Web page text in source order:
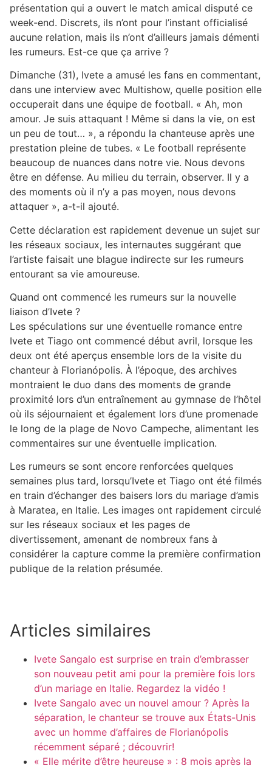
présentation qui a ouvert le match amical disputé ce
week-end. Discrets, ils n’ont pour l’instant officialisé
aucune relation, mais ils n’ont d’ailleurs jamais démenti
les rumeurs. Est-ce que ça arrive ?
Dimanche (31), Ivete a amusé les fans en commentant,
dans une interview avec Multishow, quelle position elle
occuperait dans une équipe de football. « Ah, mon
amour. Je suis attaquant ! Même si dans la vie, on est
un peu de tout… », a répondu la chanteuse après une
prestation pleine de tubes. « Le football représente
beaucoup de nuances dans notre vie. Nous devons
être en défense. Au milieu du terrain, observer. Il y a
des moments où il n’y a pas moyen, nous devons
attaquer », a-t-il ajouté.
Cette déclaration est rapidement devenue un sujet sur
les réseaux sociaux, les internautes suggérant que
l’artiste faisait une blague indirecte sur les rumeurs
entourant sa vie amoureuse.
Quand ont commencé les rumeurs sur la nouvelle
liaison d’Ivete ?
Les spéculations sur une éventuelle romance entre
Ivete et Tiago ont commencé début avril, lorsque les
deux ont été aperçus ensemble lors de la visite du
chanteur à Florianópolis. À l’époque, des archives
montraient le duo dans des moments de grande
proximité lors d’un entraînement au gymnase de l’hôtel
où ils séjournaient et également lors d’une promenade
le long de la plage de Novo Campeche, alimentant les
commentaires sur une éventuelle implication.
Les rumeurs se sont encore renforcées quelques
semaines plus tard, lorsqu’Ivete et Tiago ont été filmés
en train d’échanger des baisers lors du mariage d’amis
à Maratea, en Italie. Les images ont rapidement circulé
sur les réseaux sociaux et les pages de
divertissement, amenant de nombreux fans à
considérer la capture comme la première confirmation
publique de la relation présumée.
Articles similaires
Ivete Sangalo est surprise en train d’embrasser
son nouveau petit ami pour la première fois lors
d’un mariage en Italie. Regardez la vidéo !
Ivete Sangalo avec un nouvel amour ? Après la
séparation, le chanteur se trouve aux États-Unis
avec un homme d’affaires de Florianópolis
récemment séparé ; découvrir!
« Elle mérite d’être heureuse » : 8 mois après la